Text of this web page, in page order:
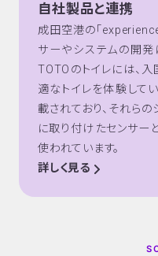
自社製品と連携
成田空港の「
サーやシステムの開発
TOTOのトイレには、
適なトイレを体験して
載されており、それら
に取り付けたセンサー
使われています。
詳しく見る